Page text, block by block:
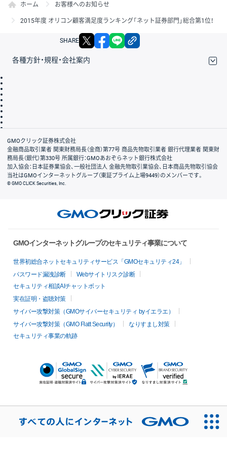
ホーム お客様へのお知らせ
2015年度 オリコン顧客満足度ランキング「ネット証券部門」総合第1位！
SHARE X facebook
各種方針・規程・会社案内
会社案内
GMOクリック証券株式会社
金融商品取引業者 関東財務局長（金商）第77号 商品先物取引業者 銀行代理業者 関東財
務局長（銀代）第330号 所属銀行：GMOあおぞらネット銀行株式会社
加入協会：日本証券業協会、一般社団法人 金融先物取引業協会、日本商品先物取引協会
当社はGMOインターネットグループ（東証プライム上場9449）のメンバーです。
© GMO CLICK Securities, Inc.
GMOインターネットグループのセキュリティ事業について
世界初総合ネットセキュリティサービス「GMOセキュリティ24」
パスワード漏洩診断
Webサイトリスク診断
セキュリティ相談AIチャットボット
実在証明・盗聴対策
サイバー攻撃対策（GMOサイバーセキュリティ byイエラエ）
サイバー攻撃対策（GMO Flatt Security）
なりすまし対策
セキュリティ事業の軌跡